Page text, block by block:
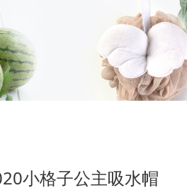
小格子公主吸水帽